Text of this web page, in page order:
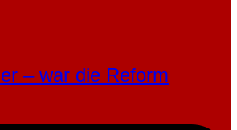
– war die Reform